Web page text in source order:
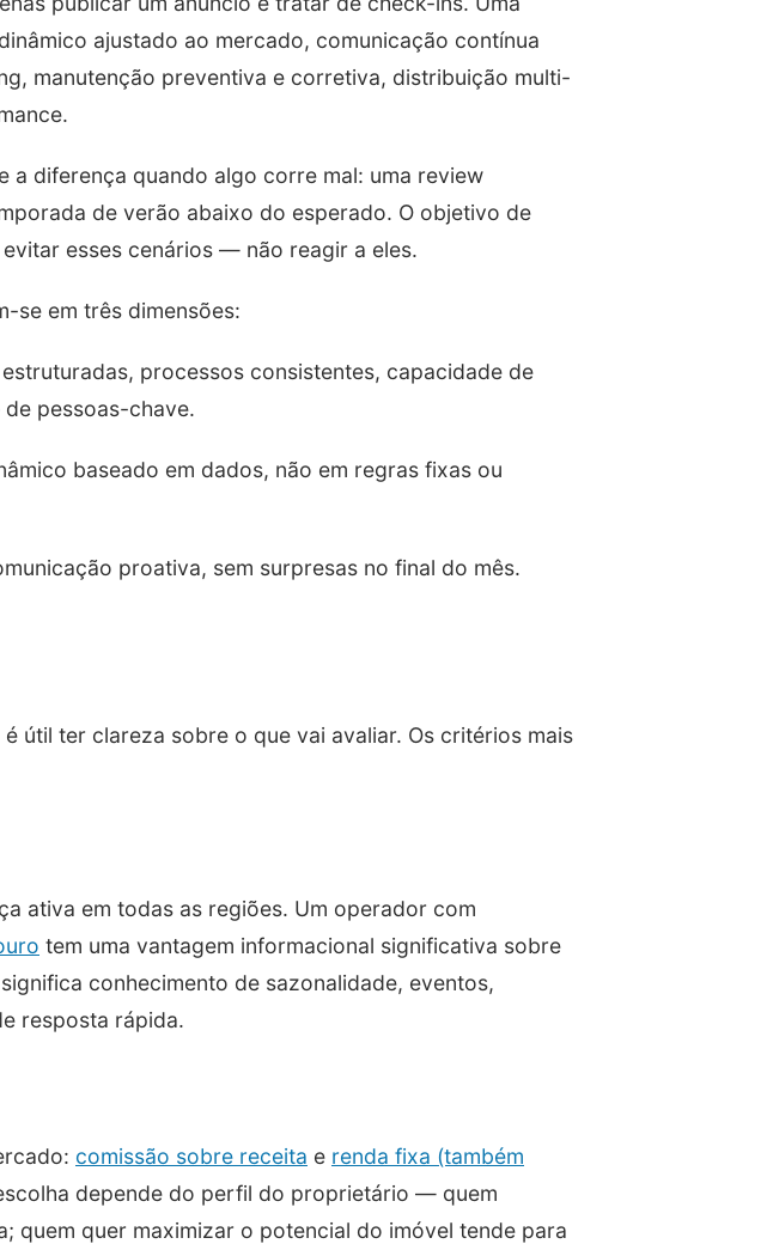
ajustado ao mercado, comunicação contínua
manutenção preventiva e corretiva, distribuição multi-
a diferença quando algo corre mal: uma review
de verão abaixo do esperado. O objetivo de
esses cenários — não reagir a eles.
se em três dimensões:
processos consistentes, capacidade de
pessoas-chave.
baseado em dados, não em regras fixas ou
proativa, sem surpresas no final do mês.
útil ter clareza sobre o que vai avaliar. Os critérios mais
ativa em todas as regiões. Um operador com
tem uma vantagem informacional significativa sobre
conhecimento de sazonalidade, eventos,
resposta rápida.
comissão sobre receita e renda fixa (também
depende do perfil do proprietário — quem
quem quer maximizar o potencial do imóvel tende para